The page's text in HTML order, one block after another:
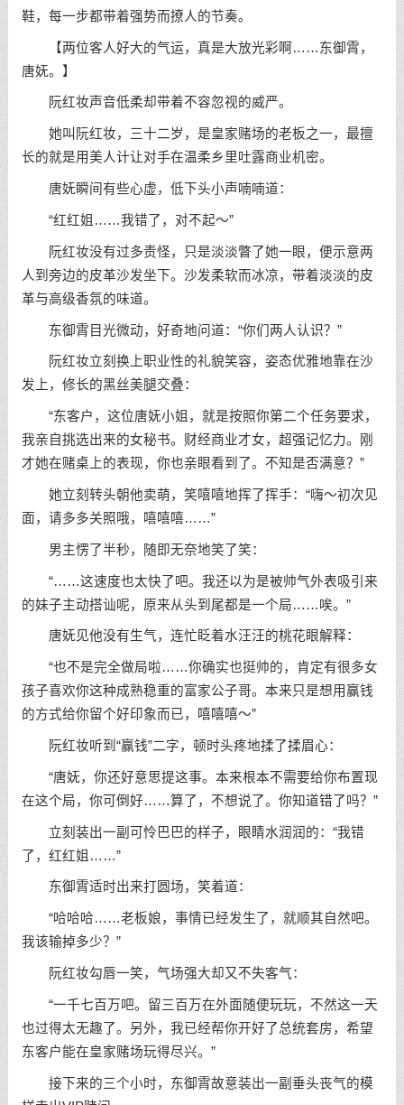
鞋，每一步都带着强势而撩人的节奏。
【两位客人好大的气运，真是大放光彩啊……东御霄，
唐妩。】
阮红妆声音低柔却带着不容忽视的威严。
她叫阮红妆，三十二岁，是皇家赌场的老板之一，最擅
长的就是用美人计让对手在温柔乡里吐露商业机密。
唐妩瞬间有些心虚，低下头小声喃喃道：
“红红姐……我错了，对不起～”
阮红妆没有过多责怪，只是淡淡瞥了她一眼，便示意两
人到旁边的皮革沙发坐下。沙发柔软而冰凉，带着淡淡的皮
革与高级香氛的味道。
东御霄目光微动，好奇地问道：“你们两人认识？”
阮红妆立刻换上职业性的礼貌笑容，姿态优雅地靠在沙
发上，修长的黑丝美腿交叠：
“东客户，这位唐妩小姐，就是按照你第二个任务要求，
我亲自挑选出来的女秘书。财经商业才女，超强记忆力。刚
才她在赌桌上的表现，你也亲眼看到了。不知是否满意？”
她立刻转头朝他卖萌，笑嘻嘻地挥了挥手：“嗨～初次见
面，请多多关照哦，嘻嘻嘻……”
男主愣了半秒，随即无奈地笑了笑：
“……这速度也太快了吧。我还以为是被帅气外表吸引来
的妹子主动搭讪呢，原来从头到尾都是一个局……唉。”
唐妩见他没有生气，连忙眨着水汪汪的桃花眼解释：
“也不是完全做局啦……你确实也挺帅的，肯定有很多女
孩子喜欢你这种成熟稳重的富家公子哥。本来只是想用赢钱
的方式给你留个好印象而已，嘻嘻嘻～”
阮红妆听到“赢钱”二字，顿时头疼地揉了揉眉心：
“唐妩，你还好意思提这事。本来根本不需要给你布置现
在这个局，你可倒好……算了，不想说了。你知道错了吗？”
立刻装出一副可怜巴巴的样子，眼睛水润润的：“我错
了，红红姐……”
东御霄适时出来打圆场，笑着道：
“哈哈哈……老板娘，事情已经发生了，就顺其自然吧。
我该输掉多少？”
阮红妆勾唇一笑，气场强大却又不失客气：
“一千七百万吧。留三百万在外面随便玩玩，不然这一天
也过得太无趣了。另外，我已经帮你开好了总统套房，希望
东客户能在皇家赌场玩得尽兴。”
接下来的三个小时，东御霄故意装出一副垂头丧气的模